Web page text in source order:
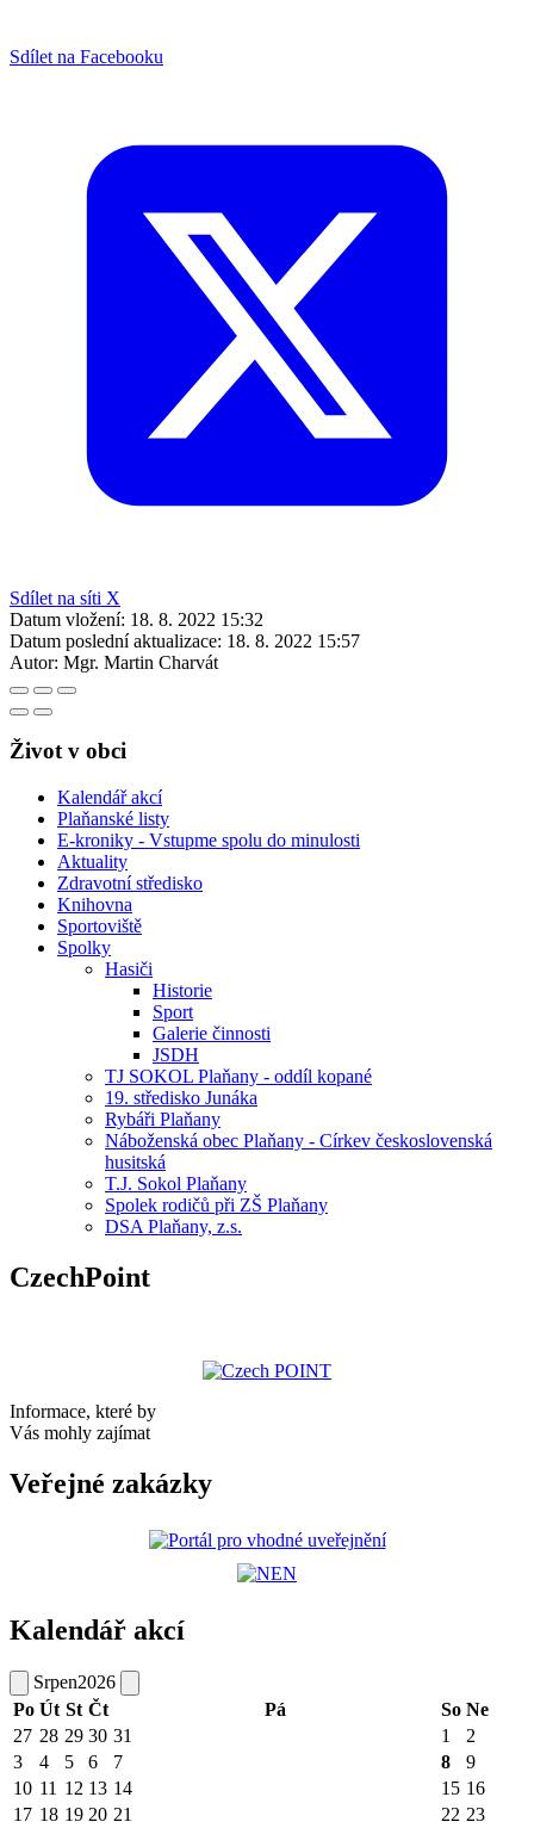
Sdílet na Facebooku
Sdílet na síti X
Datum vložení: 18. 8. 2022 15:32
Datum poslední aktualizace: 18. 8. 2022 15:57
Autor: Mgr. Martin Charvát
Život v obci
Kalendář akcí
Plaňanské listy
E-kroniky - Vstupme spolu do minulosti
Aktuality
Zdravotní středisko
Knihovna
Sportoviště
Spolky
Hasiči
Historie
Sport
Galerie činnosti
JSDH
TJ SOKOL Plaňany - oddíl kopané
19. středisko Junáka
Rybáři Plaňany
Náboženská obec Plaňany - Církev československá
husitská
T.J. Sokol Plaňany
Spolek rodičů při ZŠ Plaňany
DSA Plaňany, z.s.
CzechPoint
Informace, které by
Vás mohly zajímat
Veřejné zakázky
Kalendář akcí
Srpen2026
Po Út St Čt Pá So Ne
27 28 29 30 31 1
2
3
4 5 6 7 8
9
10 11 12 13 14 15 16
17 18 19 20 21 22 23